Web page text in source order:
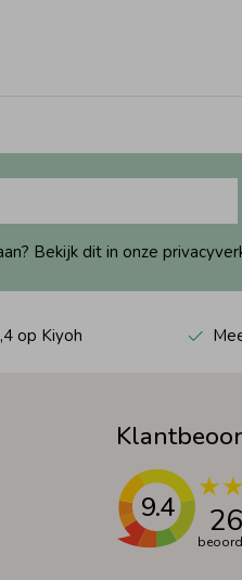
Bekijk dit in onze
op Kiyoh
9.4